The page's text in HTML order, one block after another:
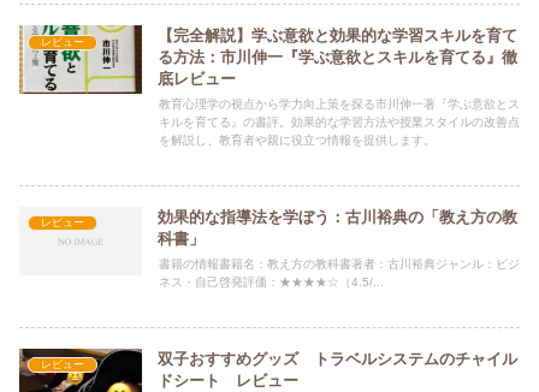
レビュー
【完全解説】学ぶ意欲と効果的な学習スキルを育て
る方法：市川伸一『学ぶ意欲とスキルを育てる』徹
底レビュー
教育心理学の視点から学力向上策を探る市川伸一著『学ぶ意欲とス
キルを育てる』の書評。効果的な学習方法や授業スタイルの改善点
を解説し、教育者や親に役立つ情報を提供します。
レビュー
効果的な指導法を学ぼう：古川裕典の「教え方の教
科書」
書籍の情報書籍名：教え方の教科書著者：古川裕典ジャンル：ビジ
ネス・自己啓発評価：★★★★☆（4.5/...
レビュー
双子おすすめグッズ トラベルシステムのチャイル
ドシート レビュー